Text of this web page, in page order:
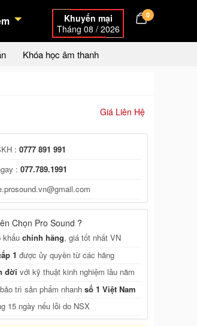
Khuyến mại
Tháng 08 / 2026
0
Khóa học âm thanh
Giá Liên Hệ
: 0777 891 991
: 077.789.1991
Chọn Pro Sound ?
khẩu chính hãng, giá tốt nhất VN
1 được ủy quyền từ các hãng
đời với kỹ thuật kinh nghiệm lâu năm
trì sản phẩm nhanh số 1 Việt Nam
15 ngày nếu lỗi do NSX